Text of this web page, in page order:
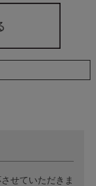
せていただきま